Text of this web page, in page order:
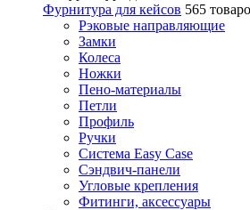
Фурнитура для кейсов 565
Рэковые направляющие
Замки
Колеса
Ножки
Пено-материалы
Петли
Профиль
Ручки
Система Easy Case
Сэндвич-панели
Угловые крепления
Фитинги, аксессуары